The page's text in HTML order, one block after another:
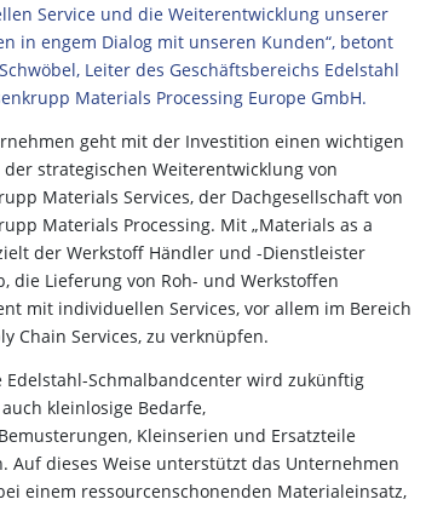
Service und die Weiterentwicklung unserer
in engem Dialog mit unseren Kunden“, betont
Leiter des Geschäftsbereichs Edelstahl
Materials Processing Europe GmbH.
geht mit der Investition einen wichtigen
strategischen Weiterentwicklung von
Materials Services, der Dachgesellschaft von
Materials Processing. Mit „Materials as a
der Werkstoff Händler und -Dienstleister
die Lieferung von Roh- und Werkstoffen
mit individuellen Services, vor allem im Bereich
Chain Services, zu verknüpfen.
Edelstahl-Schmalbandcenter wird zukünftig
kleinlosige Bedarfe,
Kleinserien und Ersatzteile
Auf dieses Weise unterstützt das Unternehmen
einem ressourcenschonenden Materialeinsatz,